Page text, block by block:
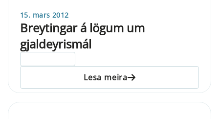
15. mars 2012
Breytingar á lögum um
gjaldeyrismál
Lesa meira